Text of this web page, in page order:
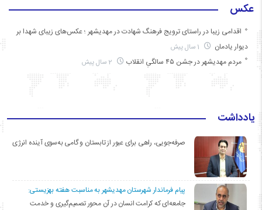
عکس
اقدامی زیبا در راستای ترویج فرهنگ شهادت در مهدیشهر ؛ عکس‌های زیبای شهدا بر
دیوار یادمان
مردم مهدیشهر در جشن ۴۵ سالگیِ انقلاب
یادداشت
صرفه‌جویی، راهی برای عبور از تابستان و گامی به‌سوی آینده انرژی
پیام فرماندار شهرستان مهدیشهر به مناسبت هفته بهزیستی:
جامعه‌ای که کرامت انسان در آن محور تصمیم‌گیری و خدمت